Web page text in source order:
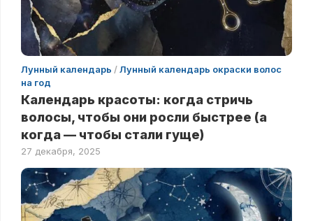
Лунный календарь /Лунный календарь окраски волос
на год
Календарь красоты: когда стричь
волосы, чтобы они росли быстрее (а
когда — чтобы стали гуще)
27 декабря, 2025